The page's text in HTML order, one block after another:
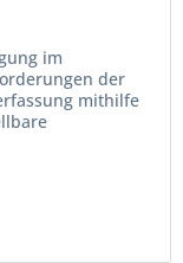
im
der
mithilfe